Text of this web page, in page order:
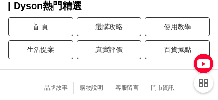
品牌故事 購物說明 客服留言 門市資訊
| Dyson熱門精選
首 頁 選購攻略 使用教學
生活提案 真實評價 百貨據點